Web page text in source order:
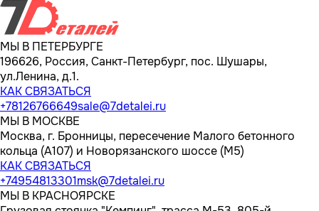
МЫ В ПЕТЕРБУРГЕ
196626, Россия, Санкт-Петербург, пос. Шушары,
ул.Ленина, д.1.
КАК СВЯЗАТЬСЯ
+78126766649sale@7detalei.ru
МЫ В МОСКВЕ
Москва, г. Бронницы, пересечение Малого бетонного
кольца (А107) и Новорязанского шоссе (М5)
КАК СВЯЗАТЬСЯ
+74954813301msk@7detalei.ru
МЫ В КРАСНОЯРСКЕ